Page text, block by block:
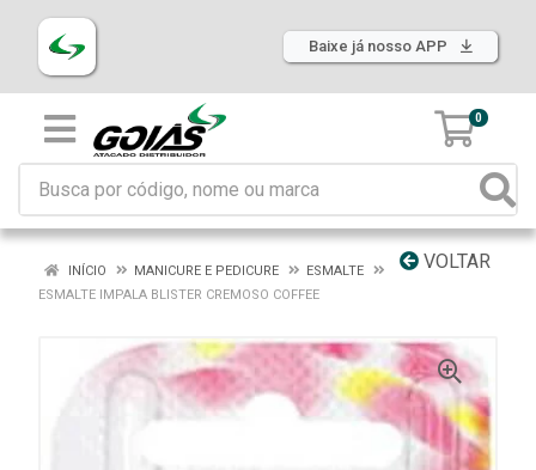
Baixe já nosso APP
0
VOLTAR
INÍCIO MANICURE E PEDICURE
ESMALTE
ESMALTE IMPALA BLISTER CREMOSO COFFEE